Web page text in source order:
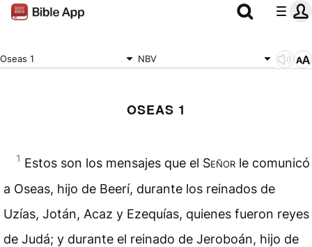
Oseas 1 NBV
OSEAS 1
1 Estos son los mensajes que el Señor le comunicó
a Oseas, hijo de Beerí, durante los reinados de
Uzías, Jotán, Acaz y Ezequías, quienes fueron reyes
de Judá; y durante el reinado de Jeroboán, hijo de